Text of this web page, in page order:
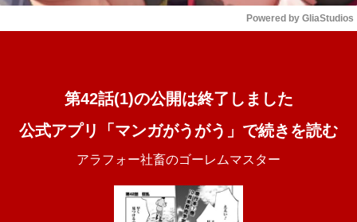
Powered by GliaStudios
第42話(1)の公開は終了しました
公式アプリ「マンガがうがう」で続きを読む
アラフォー社畜のゴーレムマスター